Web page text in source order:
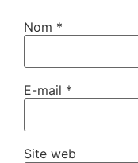
Nom *
E-mail *
Site web